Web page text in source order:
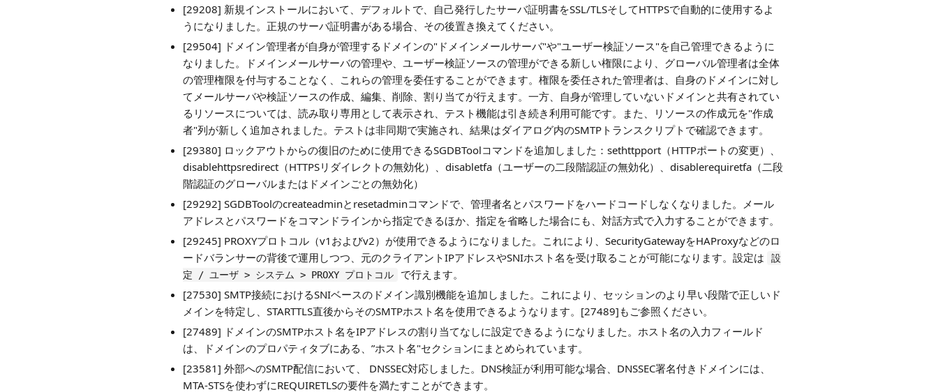
[29208] 新規インストールにおいて、デフォルトで、自己発行したサーバ証明書をSSL/TLSそしてHTTPSで自動的に使用するよ
うになりました。正規のサーバ証明書がある場合、その後置き換えてください。
[29504] ドメイン管理者が自身が管理するドメインの"ドメインメールサーバ"や"ユーザー検証ソース"を自己管理できるように
なりました。ドメインメールサーバの管理や、ユーザー検証ソースの管理ができる新しい権限により、グローバル管理者は全体
の管理権限を付与することなく、これらの管理を委任することができます。権限を委任された管理者は、自身のドメインに対し
てメールサーバや検証ソースの作成、編集、削除、割り当てが行えます。一方、自身が管理していないドメインと共有されてい
るリソースについては、読み取り専用として表示され、テスト機能は引き続き利用可能です。また、リソースの作成元を"作成
者"列が新しく追加されました。テストは非同期で実施され、結果はダイアログ内のSMTPトランスクリプトで確認できます。
[29380] ロックアウトからの復旧のために使用できるSGDBToolコマンドを追加しました：sethttpport（HTTPポートの変更）、
disablehttpsredirect（HTTPSリダイレクトの無効化）、disabletfa（ユーザーの二段階認証の無効化）、disablerequiretfa（二段
階認証のグローバルまたはドメインごとの無効化）
[29292] SGDBToolのcreateadminとresetadminコマンドで、管理者名とパスワードをハードコードしなくなりました。メール
アドレスとパスワードをコマンドラインから指定できるほか、指定を省略した場合にも、対話方式で入力することができます。
[29245] PROXYプロトコル（v1およびv2）が使用できるようになりました。これにより、SecurityGatewayをHAProxyなどのロ
ードバランサーの背後で運用しつつ、元のクライアントIPアドレスやSNIホスト名を受け取ることが可能になります。設定は
設
定 / ユーザ > システム > PROXY プロトコル
で行えます。
[27530] SMTP接続におけるSNIベースのドメイン識別機能を追加しました。これにより、セッションのより早い段階で正しいド
メインを特定し、STARTTLS直後からそのSMTPホスト名を使用できるようなります。[27489]もご参照ください。
[27489] ドメインのSMTPホスト名をIPアドレスの割り当てなしに設定できるようになりました。ホスト名の入力フィールド
は、ドメインのプロパティタブにある、”ホスト名"セクションにまとめられています。
[23581] 外部へのSMTP配信において、 DNSSEC対応しました。DNS検証が利用可能な場合、DNSSEC署名付きドメインには、
MTA-STSを使わずにREQUIRETLSの要件を満たすことができます。